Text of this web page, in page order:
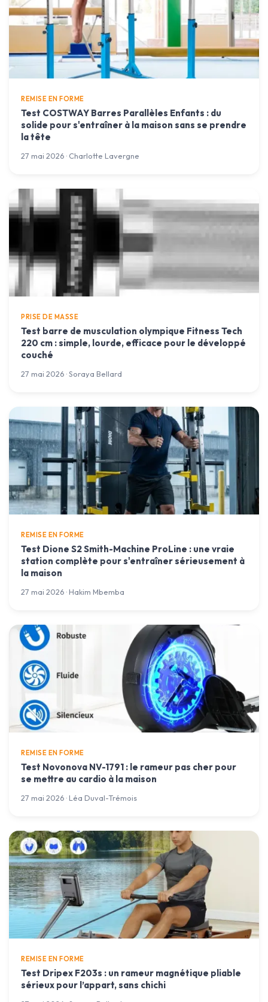
REMISE EN FORME
Test COSTWAY Barres Parallèles Enfants : du
solide pour s'entraîner à la maison sans se prendre
la tête
27 mai 2026 · Charlotte Lavergne
PRISE DE MASSE
Test barre de musculation olympique Fitness Tech
220 cm : simple, lourde, efficace pour le développé
couché
27 mai 2026 · Soraya Bellard
REMISE EN FORME
Test Dione S2 Smith-Machine ProLine : une vraie
station complète pour s'entraîner sérieusement à
la maison
27 mai 2026 · Hakim Mbemba
REMISE EN FORME
Test Novonova NV-1791 : le rameur pas cher pour
se mettre au cardio à la maison
27 mai 2026 · Léa Duval-Trémois
REMISE EN FORME
Test Dripex F203s : un rameur magnétique pliable
sérieux pour l’appart, sans chichi